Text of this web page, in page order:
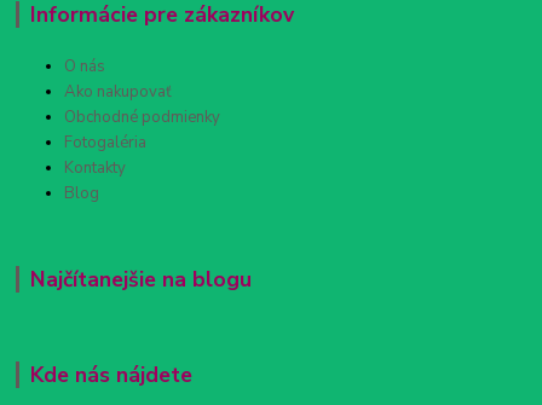
Informácie pre zákazníkov
O nás
Ako nakupovať
Obchodné podmienky
Fotogaléria
Kontakty
Blog
Najčítanejšie na blogu
Kde nás nájdete